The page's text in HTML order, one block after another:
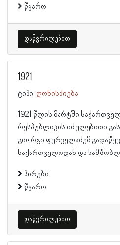
წყარო
დაწვრილებით
1921
ტიპი: ღონისძიება
1921 წლის მარტში
რესპუბლიკის იძულებითი
გიორგი ფურცელაძემ
საქართველოდან და
პირები
წყარო
დაწვრილებით